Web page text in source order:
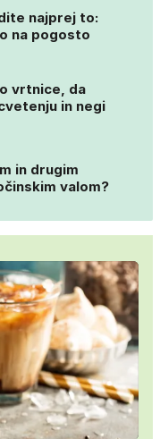
najprej to:
na pogosto
vrtnice, da
in negi
in drugim
valom?